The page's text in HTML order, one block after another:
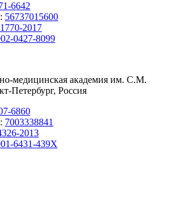
6642
56737015600
2017
0427-8099
медицинская академия им. С.М.
Петербург, Россия
6860
7003338841
2013
6431-439X